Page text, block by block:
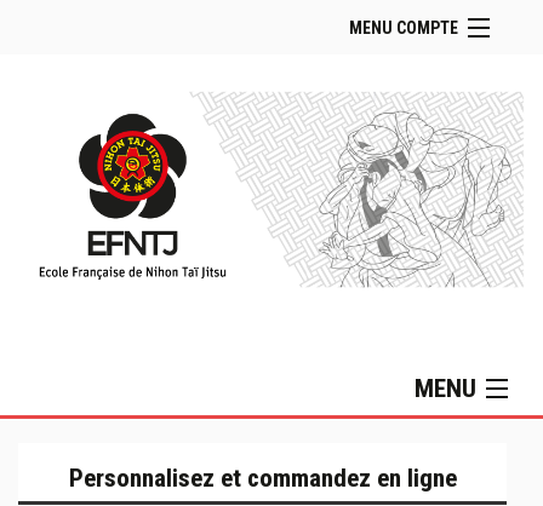
MENU COMPTE
Retour Site EFNTJ
Se connecter
Panier (vide)
MENU
Collection MIZUNO
Personnalisez et commandez en ligne